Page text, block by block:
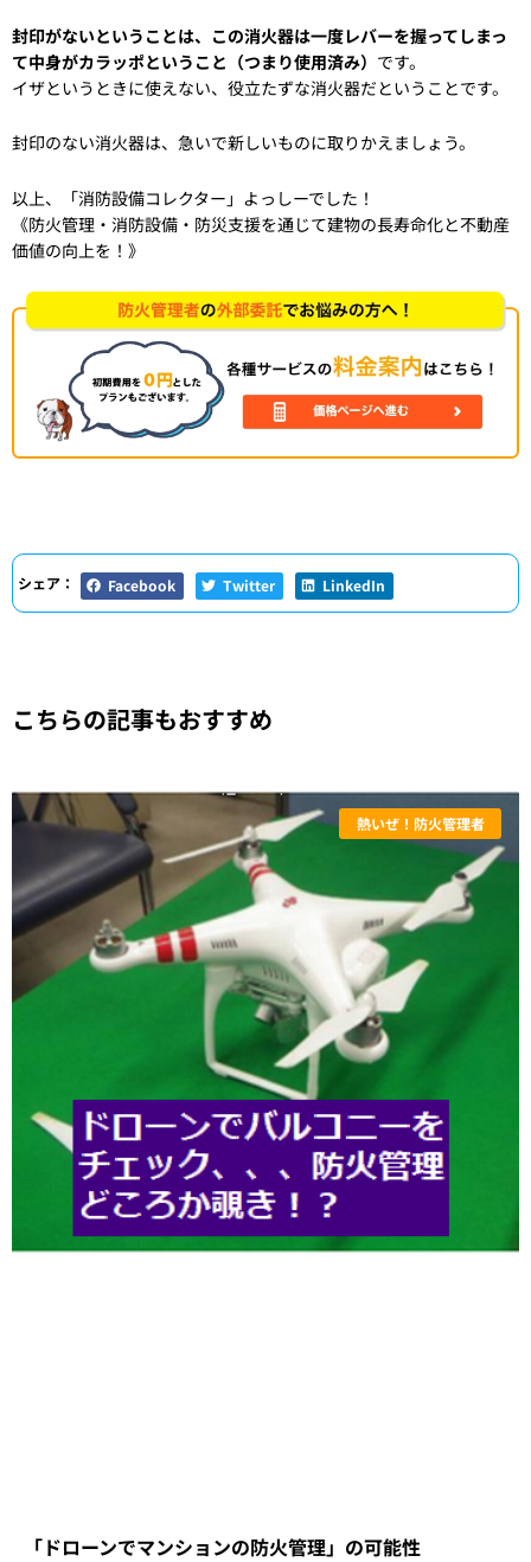
封印がないということは、この消火器は一度レバーを握ってしまっ
て中身がカラッポということ（つまり使用済み） です。
イザというときに使えない、役立たずな消火器だということです。
封印のない消火器は、急いで新しいものに取りかえましょう。
以上、「消防設備コレクター」よっしーでした！
《防火管理・消防設備・防災支援を通じて建物の長寿命化と不動産
価値の向上を！》
シェア： Facebook Twitter LinkedIn
こちらの記事もおすすめ
熱いぜ！防火管理者
「ドローンでマンションの防火管理」の可能性